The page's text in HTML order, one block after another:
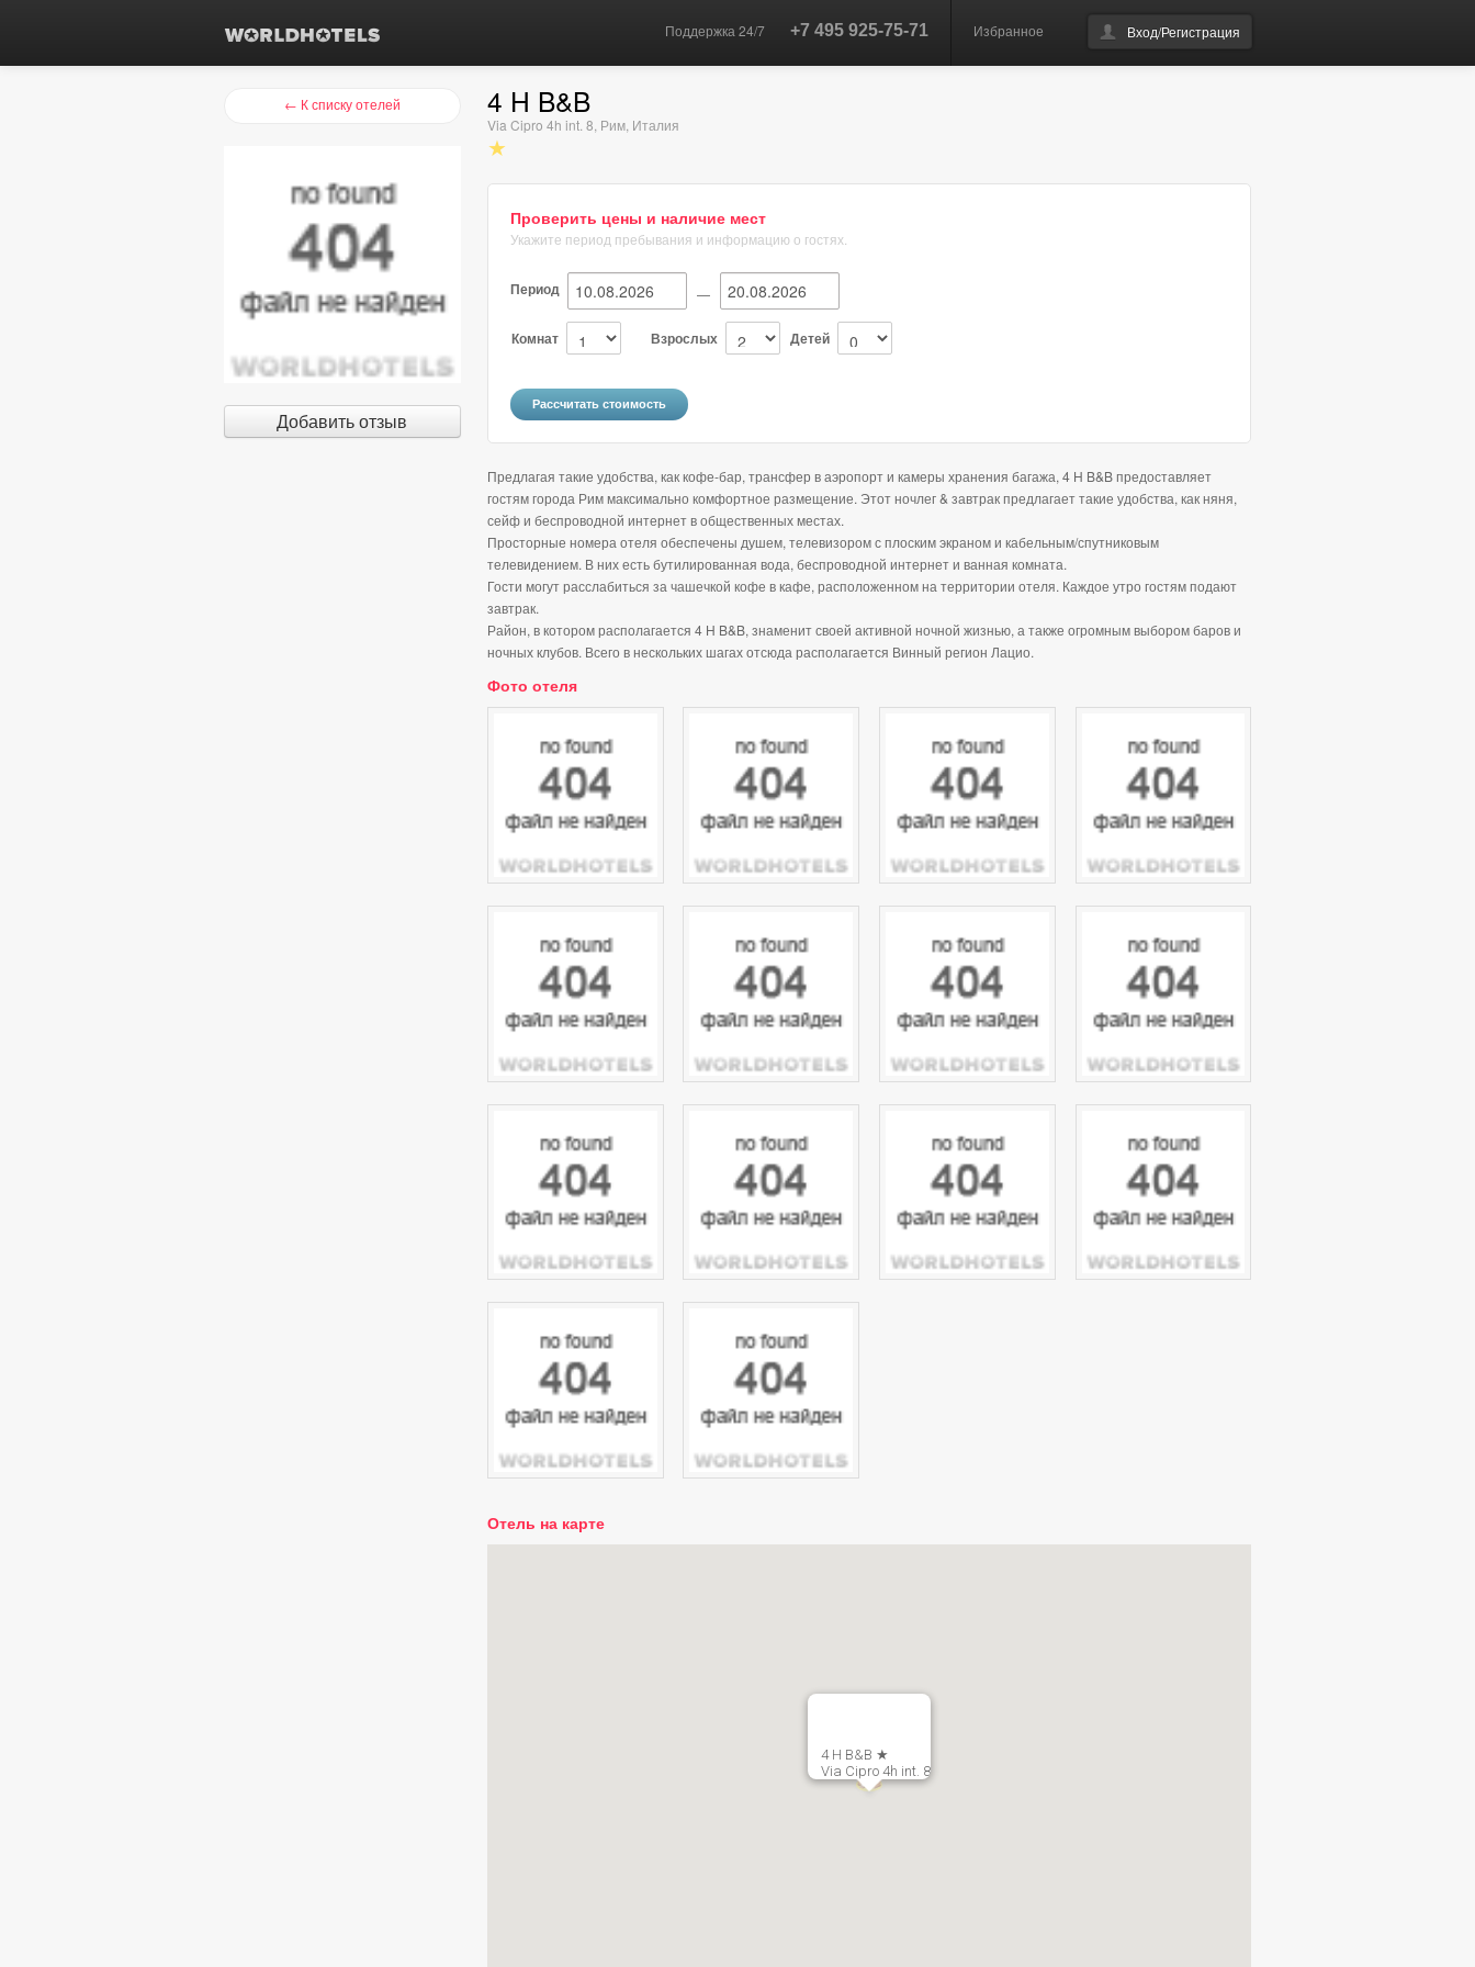
Избранное Вход/Регистрация
Поддержка 24/7 +7 495 925-75-71
← К списку отелей
Добавить отзыв
4 H B&B
Via Cipro 4h int. 8 Рим, Италия
★
Проверить цены и наличие мест
Укажите период пребывания и информацию о гостях.
Период —
Комнат Взрослых Детей
Предлагая такие удобства, как кофе-бар, трансфер в аэропорт и камеры хранения багажа, 4 H B&B предоставляет
гостям города Рим максимально комфортное размещение. Этот ночлег & завтрак предлагает такие удобства, как няня,
сейф и беспроводной интернет в общественных местах.
Просторные номера отеля обеспечены душем, телевизором с плоским экраном и кабельным/спутниковым
телевидением. В них есть бутилированная вода, беспроводной интернет и ванная комната.
Гости могут расслабиться за чашечкой кофе в кафе, расположенном на территории отеля. Каждое утро гостям подают
завтрак.
Район, в котором располагается 4 H B&B, знаменит своей активной ночной жизнью, а также огромным выбором баров и
ночных клубов. Всего в нескольких шагах отсюда располагается Винный регион Лацио.
Фото отеля
Отель на карте
4 H B&B ★
Via Cipro 4h int. 8